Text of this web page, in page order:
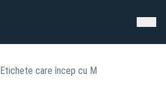
Etichete care încep cu M